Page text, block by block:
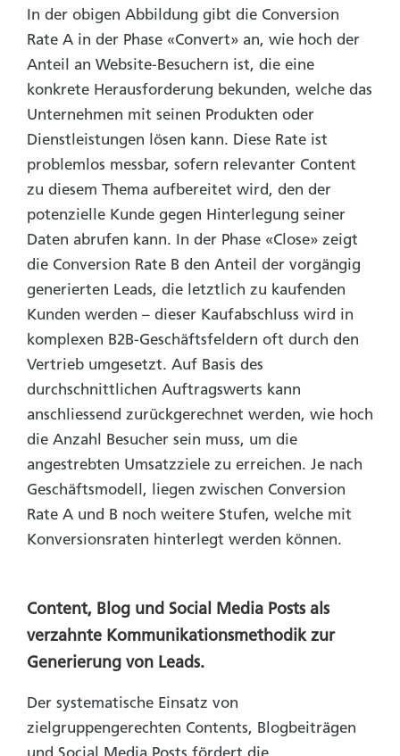
In der obigen Abbildung gibt die Conversion
Rate A in der Phase «Convert» an, wie hoch der
Anteil an Website-Besuchern ist, die eine
konkrete Herausforderung bekunden, welche das
Unternehmen mit seinen Produkten oder
Dienstleistungen lösen kann. Diese Rate ist
problemlos messbar, sofern relevanter Content
zu diesem Thema aufbereitet wird, den der
potenzielle Kunde gegen Hinterlegung seiner
Daten abrufen kann. In der Phase «Close» zeigt
die Conversion Rate B den Anteil der vorgängig
generierten Leads, die letztlich zu kaufenden
Kunden werden – dieser Kaufabschluss wird in
komplexen B2B-Geschäftsfeldern oft durch den
Vertrieb umgesetzt. Auf Basis des
durchschnittlichen Auftragswerts kann
anschliessend zurückgerechnet werden, wie hoch
die Anzahl Besucher sein muss, um die
angestrebten Umsatzziele zu erreichen. Je nach
Geschäftsmodell, liegen zwischen Conversion
Rate A und B noch weitere Stufen, welche mit
Konversionsraten hinterlegt werden können.
Content, Blog und Social Media Posts als
verzahnte Kommunikationsmethodik zur
Generierung von Leads.
Der systematische Einsatz von
zielgruppengerechten Contents, Blogbeiträgen
und Social Media Posts fördert die